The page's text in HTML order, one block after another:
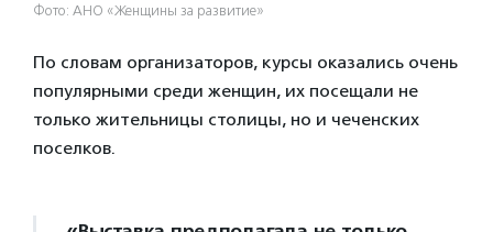
Фото: АНО «Женщины за развитие»
По словам организаторов, курсы оказались очень
популярными среди женщин, их посещали не
только жительницы столицы, но и чеченских
поселков.